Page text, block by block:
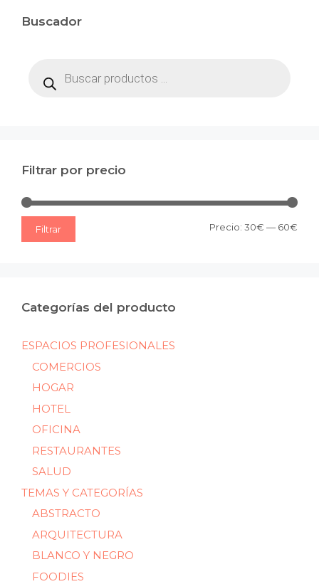
Buscador
productos
Filtrar por precio
Filtrar Precio: 30€ — 60€
Categorías del producto
ESPACIOS PROFESIONALES
COMERCIOS
HOGAR
HOTEL
OFICINA
RESTAURANTES
SALUD
TEMAS Y CATEGORÍAS
ABSTRACTO
ARQUITECTURA
BLANCO Y NEGRO
FOODIES